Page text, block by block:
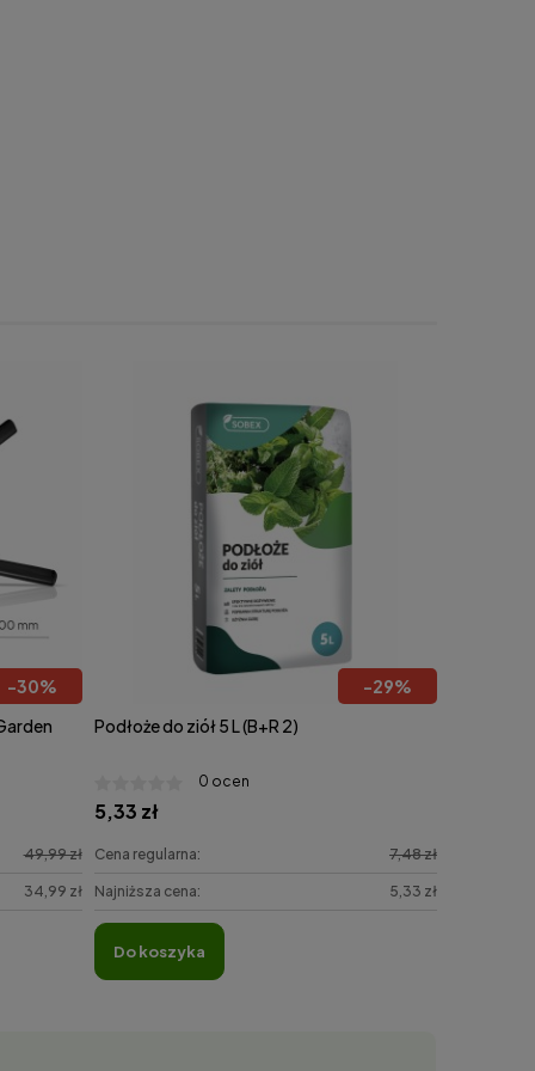
-30%
49,99 zł
34,99 zł
-29%
Podłoże do ziół 5 L (B+R 2)
0 ocen
5,33 zł
Cena regularna: 7,48 zł
Najniższa cena: 5,33 zł
do koszyka